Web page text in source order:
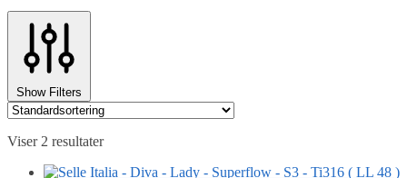
Show Filters
Viser 2 resultater